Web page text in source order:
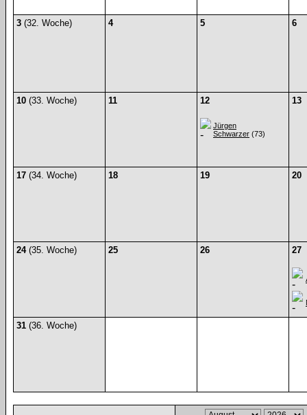
3 (32. Woche) 4 5 6
10 (33. Woche) 11 12
Jürgen
Schwarzer (73)
13
17 (34. Woche) 18 19 20
24(35. Woche) 25 26 27
31 (36. Woche)